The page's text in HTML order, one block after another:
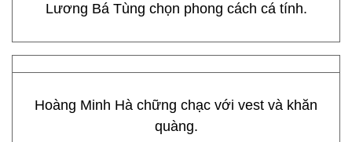
Lương Bá Tùng chọn phong cách cá tính.
Hoàng Minh Hà chững chạc với vest và khăn
quàng.